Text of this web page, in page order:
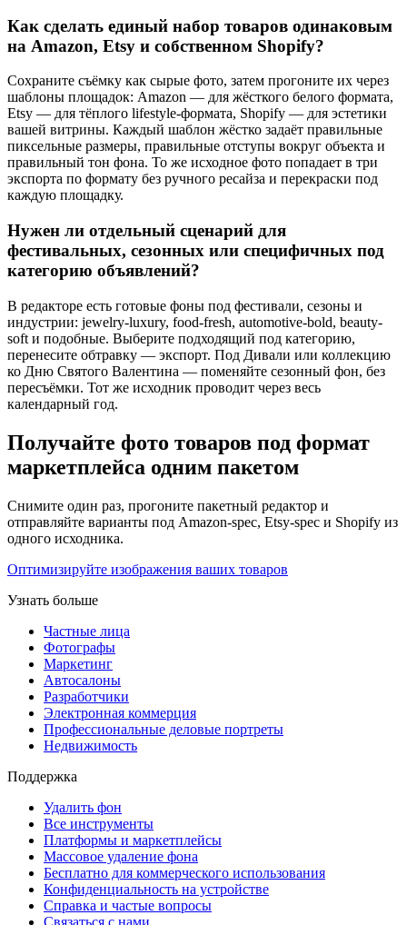
Как сделать единый набор товаров одинаковым
на Amazon, Etsy и собственном Shopify?
Сохраните съёмку как сырые фото, затем прогоните их через
шаблоны площадок: Amazon — для жёсткого белого формата,
Etsy — для тёплого lifestyle-формата, Shopify — для эстетики
вашей витрины. Каждый шаблон жёстко задаёт правильные
пиксельные размеры, правильные отступы вокруг объекта и
правильный тон фона. То же исходное фото попадает в три
экспорта по формату без ручного ресайза и перекраски под
каждую площадку.
Нужен ли отдельный сценарий для
фестивальных, сезонных или специфичных под
категорию объявлений?
В редакторе есть готовые фоны под фестивали, сезоны и
индустрии: jewelry-luxury, food-fresh, automotive-bold, beauty-
soft и подобные. Выберите подходящий под категорию,
перенесите обтравку — экспорт. Под Дивали или коллекцию
ко Дню Святого Валентина — поменяйте сезонный фон, без
пересъёмки. Тот же исходник проводит через весь
календарный год.
Получайте фото товаров под формат
маркетплейса одним пакетом
Снимите один раз, прогоните пакетный редактор и
отправляйте варианты под Amazon-spec, Etsy-spec и Shopify из
одного исходника.
Оптимизируйте изображения ваших товаров
Узнать больше
Частные лица
Фотографы
Маркетинг
Автосалоны
Разработчики
Электронная коммерция
Профессиональные деловые портреты
Недвижимость
Поддержка
Удалить фон
Все инструменты
Платформы и маркетплейсы
Массовое удаление фона
Бесплатно для коммерческого использования
Конфиденциальность на устройстве
Справка и частые вопросы
Связаться с нами